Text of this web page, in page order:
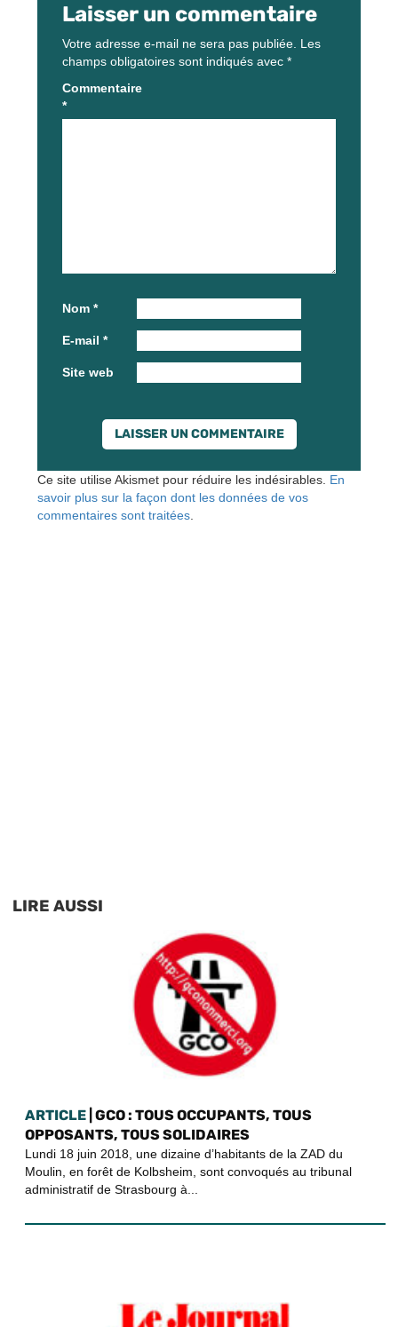
Laisser un commentaire
Votre adresse e-mail ne sera pas publiée. Les
champs obligatoires sont indiqués avec *
Commentaire
*
Nom *
E-mail *
Site web
Ce site utilise Akismet pour réduire les indésirables. En
savoir plus sur la façon dont les données de vos
commentaires sont traitées
LIRE AUSSI
ARTICLE | GCO : TOUS OCCUPANTS, TOUS
OPPOSANTS, TOUS SOLIDAIRES
Lundi 18 juin 2018, une dizaine d’habitants de la ZAD du
Moulin, en forêt de Kolbsheim, sont convoqués au tribunal
administratif de Strasbourg à...